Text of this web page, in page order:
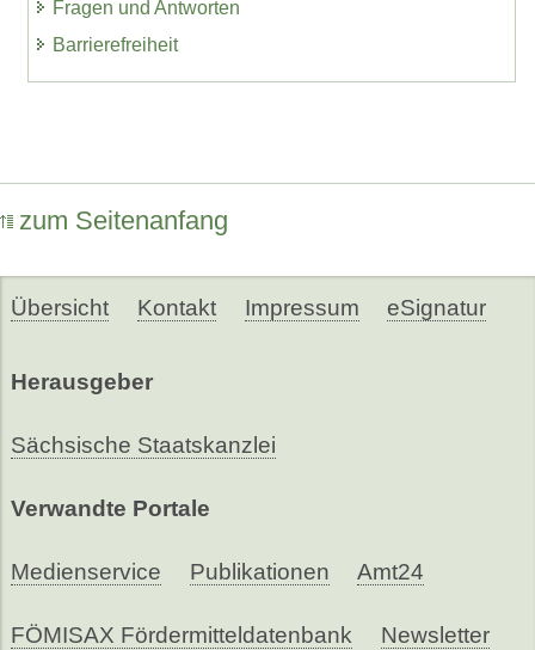
Fragen und Antworten
Barrierefreiheit
zum Seitenanfang
Übersicht Kontakt Impressum eSignatur
Herausgeber
Sächsische Staatskanzlei
Verwandte Portale
Medienservice Publikationen Amt24
FÖMISAX Fördermitteldatenbank Newsletter